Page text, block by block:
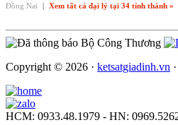
Đồng Nai
| Xem tất cả đại lý tại 34 tỉnh thành »
Copyright © 2026 · ketsatgiadinh.vn ·
HCM: 0933.48.1979 - HN: